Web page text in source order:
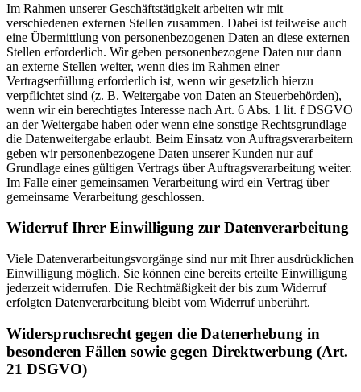
Im Rahmen unserer Geschäftstätigkeit arbeiten wir mit
verschiedenen externen Stellen zusammen. Dabei ist teilweise auch
eine Übermittlung von personenbezogenen Daten an diese externen
Stellen erforderlich. Wir geben personenbezogene Daten nur dann
an externe Stellen weiter, wenn dies im Rahmen einer
Vertragserfüllung erforderlich ist, wenn wir gesetzlich hierzu
verpflichtet sind (z. B. Weitergabe von Daten an Steuerbehörden),
wenn wir ein berechtigtes Interesse nach Art. 6 Abs. 1 lit. f DSGVO
an der Weitergabe haben oder wenn eine sonstige Rechtsgrundlage
die Datenweitergabe erlaubt. Beim Einsatz von Auftragsverarbeitern
geben wir personenbezogene Daten unserer Kunden nur auf
Grundlage eines gültigen Vertrags über Auftragsverarbeitung weiter.
Im Falle einer gemeinsamen Verarbeitung wird ein Vertrag über
gemeinsame Verarbeitung geschlossen.
Widerruf Ihrer Einwilligung zur Datenverarbeitung
Viele Datenverarbeitungsvorgänge sind nur mit Ihrer ausdrücklichen
Einwilligung möglich. Sie können eine bereits erteilte Einwilligung
jederzeit widerrufen. Die Rechtmäßigkeit der bis zum Widerruf
erfolgten Datenverarbeitung bleibt vom Widerruf unberührt.
Widerspruchsrecht gegen die Datenerhebung in
besonderen Fällen sowie gegen Direktwerbung (Art.
21 DSGVO)